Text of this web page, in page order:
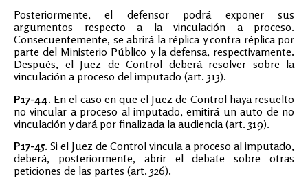
Posteriormente, el defensor podrá exponer sus
argumentos respecto a la vinculación a proceso.
Consecuentemente, se abrirá la réplica y contra réplica por
parte del Ministerio Público y la defensa, respectivamente.
Después, el Juez de Control deberá resolver sobre la
vinculación a proceso del imputado (art. 313).
P17-44. En el caso en que el Juez de Control haya resuelto
no vincular a proceso al imputado, emitirá un auto de no
vinculación y dará por finalizada la audiencia (art. 319).
P17-45. Si el Juez de Control vincula a proceso al imputado,
deberá, posteriormente, abrir el debate sobre otras
peticiones de las partes (art. 326).